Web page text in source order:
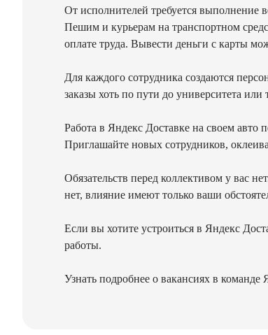
От исполнителей требуется выполнение
Пешим и курьерам на транспортном
оплате труда. Вывести деньги с карты
Для каждого сотрудника создаются
заказы хоть по пути до университета
Работа в Яндекс Доставке на своем авто
Приглашайте новых сотрудников,
Обязательств перед коллективом у вас
нет, влияние имеют только ваши
Если вы хотите устроиться в Яндекс
работы.
Узнать подробнее о вакансиях в